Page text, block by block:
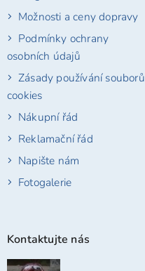
Možnosti a ceny dopravy
Podmínky ochrany
osobních údajů
Zásady používání souborů
cookies
Nákupní řád
Reklamační řád
Napište nám
Fotogalerie
Kontaktujte nás